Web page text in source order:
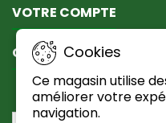
VOTRE COMPTE
CONTACTCookies
Ce magasin utilise
améliorer votre
navigation.
LETTRE